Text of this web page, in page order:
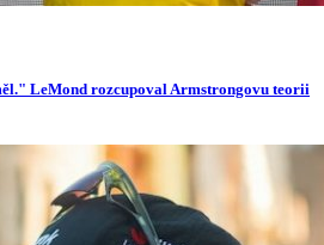
LeMond rozcupoval Armstrongovu teorii